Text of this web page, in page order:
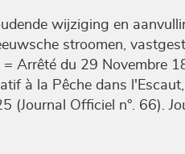
wijziging en
stroomen,
Arrêté du 29 Novembre
à la Pêche dans
(Journal Officiel n°. 66).